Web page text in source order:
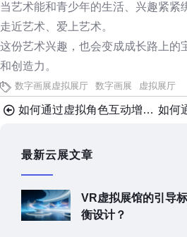
当艺术能和青少年的生活、兴趣紧紧
走近艺术、爱上艺术。
这份艺术兴趣，也会变成成长路上的
和创造力。
数字画展虚拟展厅 数字画展 虚拟展厅
如何通过虚拟角色互动增强3D虚拟展厅的陪伴感？
最新云展文章
VR虚拟展馆的引导
衡设计？